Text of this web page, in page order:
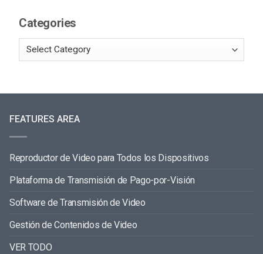
Categories
FEATURES AREA
Reproductor de Video para Todos los Dispositivos
Plataforma de Transmisión de Pago-por-Visión
Software de Transmisión de Video
Gestión de Contenidos de Video
VER TODO